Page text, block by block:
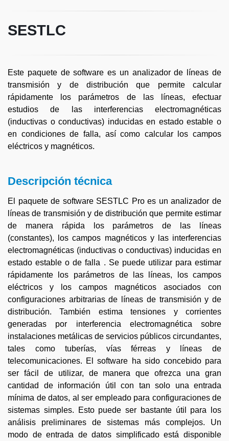
SESTLC
Este paquete de software es un analizador de líneas de
transmisión y de distribución que permite calcular
rápidamente los parámetros de las líneas, efectuar
estudios de las interferencias electromagnéticas
(inductivas o conductivas) inducidas en estado estable o
en condiciones de falla, así como calcular los campos
eléctricos y magnéticos.
Descripción técnica
El paquete de software SESTLC Pro es un analizador de
líneas de transmisión y de distribución que permite estimar
de manera rápida los parámetros de las líneas
(constantes), los campos magnéticos y las interferencias
electromagnéticas (inductivas o conductivas) inducidas en
estado estable o de falla . Se puede utilizar para estimar
rápidamente los parámetros de las líneas, los campos
eléctricos y los campos magnéticos asociados con
configuraciones arbitrarias de líneas de transmisión y de
distribución. También estima tensiones y corrientes
generadas por interferencia electromagnética sobre
instalaciones metálicas de servicios públicos circundantes,
tales como tuberías, vías férreas y líneas de
telecomunicaciones. El software ha sido concebido para
ser fácil de utilizar, de manera que ofrezca una gran
cantidad de información útil con tan solo una entrada
mínima de datos, al ser empleado para configuraciones de
sistemas simples. Esto puede ser bastante útil para los
análisis preliminares de sistemas más complejos. Un
modo de entrada de datos simplificado está disponible